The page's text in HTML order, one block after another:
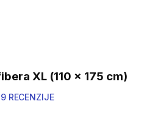
XL (110 x 175 cm)
2049 Recenzije
RECENZIJE